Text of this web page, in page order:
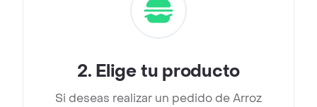
2. Elige tu producto
Si deseas realizar un pedido de Arroz